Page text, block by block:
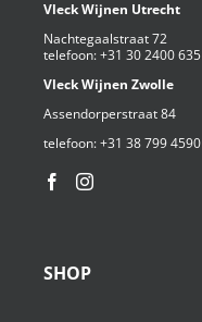
Vleck Wijnen Utrecht
Nachtegaalstraat 72
telefoon:+31 30 2400 635
Vleck Wijnen Zwolle
Assendorperstraat 84
telefoon:+31 38 799 4590⁩
SHOP